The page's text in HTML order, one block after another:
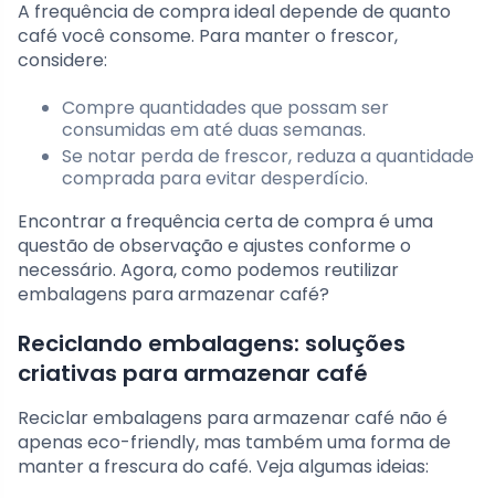
A frequência de compra ideal depende de quanto
café você consome. Para manter o frescor,
considere:
Compre quantidades que possam ser
consumidas em até duas semanas.
Se notar perda de frescor, reduza a quantidade
comprada para evitar desperdício.
Encontrar a frequência certa de compra é uma
questão de observação e ajustes conforme o
necessário. Agora, como podemos reutilizar
embalagens para armazenar café?
Reciclando embalagens: soluções
criativas para armazenar café
Reciclar embalagens para armazenar café não é
apenas eco-friendly, mas também uma forma de
manter a frescura do café. Veja algumas ideias: